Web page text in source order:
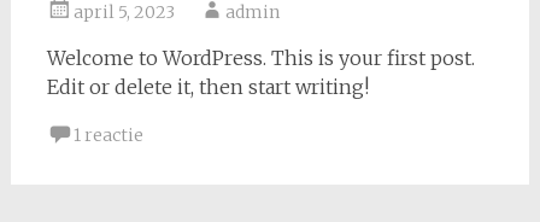
april 5, 2023 admin
Welcome to WordPress. This is your first post.
Edit or delete it, then start writing!
1 reactie